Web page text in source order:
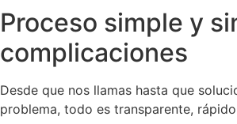
Proceso simple y
complicaciones
Desde que nos llamas hasta que
problema, todo es transparente,